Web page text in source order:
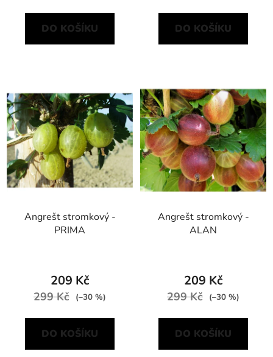
DO KOŠÍKU DO KOŠÍKU
Angrešt stromkový -
PRIMA
209 Kč
299 Kč (–30 %)
DO KOŠÍKU
Angrešt stromkový -
ALAN
209 Kč
299 Kč (–30 %)
DO KOŠÍKU